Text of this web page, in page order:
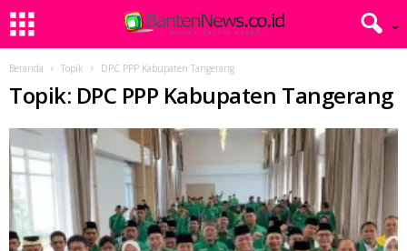
Beranda Topik DPC PPP Kabupaten Tangerang
Topik: DPC PPP Kabupaten Tangerang